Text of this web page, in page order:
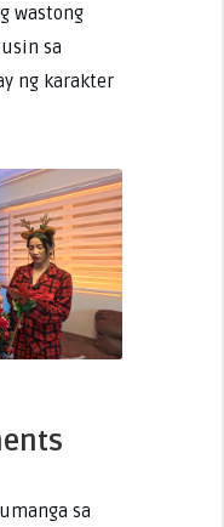
wastong
sa
ng karakter
sa